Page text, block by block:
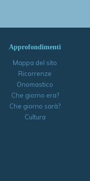
Approfondimenti
Mappa del sito
Ricorrenze
Onomastico
Che giorno era?
Che giorno sarà?
Cultura